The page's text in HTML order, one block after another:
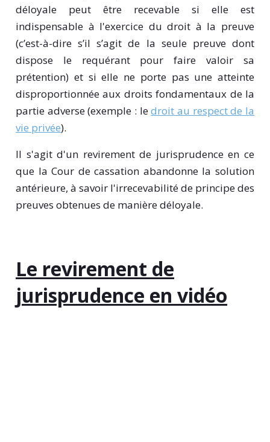
déloyale peut être recevable si elle est
indispensable à l'exercice du droit à la preuve
(c’est-à-dire s’il s’agit de la seule preuve dont
dispose le requérant pour faire valoir sa
prétention) et si elle ne porte pas une atteinte
disproportionnée aux droits fondamentaux de la
partie adverse (exemple : ledroit au respect de la
vie privée).
Il s'agit d'un revirement de jurisprudence en ce
que la Cour de cassation abandonne la solution
antérieure, à savoir l'irrecevabilité de principe des
preuves obtenues de manière déloyale.
Le revirement de
jurisprudence en vidéo